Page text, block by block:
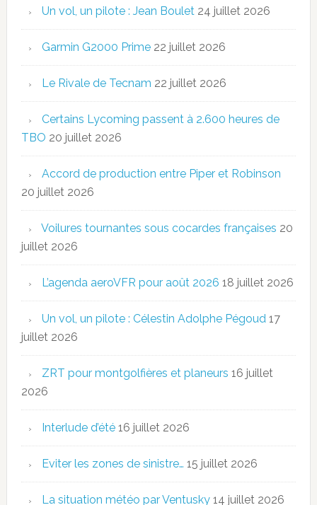
Un vol, un pilote : Jean Boulet 24 juillet 2026
Garmin G2000 Prime 22 juillet 2026
Le Rivale de Tecnam 22 juillet 2026
Certains Lycoming passent à 2.600 heures de
TBO 20 juillet 2026
Accord de production entre Piper et Robinson
20 juillet 2026
Voilures tournantes sous cocardes françaises 20
juillet 2026
L’agenda aeroVFR pour août 2026 18 juillet 2026
Un vol, un pilote : Célestin Adolphe Pégoud 17
juillet 2026
ZRT pour montgolfières et planeurs 16 juillet
2026
Interlude d’été 16 juillet 2026
Eviter les zones de sinistre… 15 juillet 2026
La situation météo par Ventusky 14 juillet 2026